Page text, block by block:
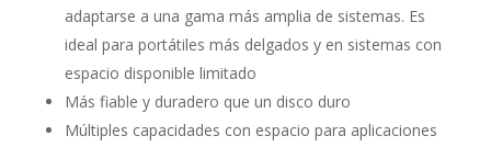
adaptarse a una gama más amplia de sistemas. Es
ideal para portátiles más delgados y en sistemas con
espacio disponible limitado
Más fiable y duradero que un disco duro
Múltiples capacidades con espacio para aplicaciones